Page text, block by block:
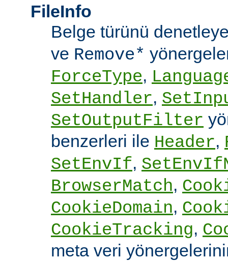
FileInfo
Belge türünü
ve Remove*
ForceType,
SetHandler,
SetOutputFilter
benzerleri ile Header,
SetEnvIf,
BrowserMatch,
CookieDomain,
CookieTracking,
meta veri